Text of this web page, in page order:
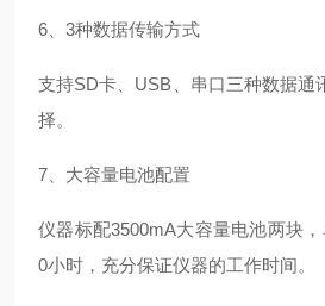
6、3种数据传输方式
支持SD卡、USB、串口三种数据通
择。
7、大容量电池配置
仪器标配3500mA大容量电池两块
0小时，充分保证仪器的工作时间。